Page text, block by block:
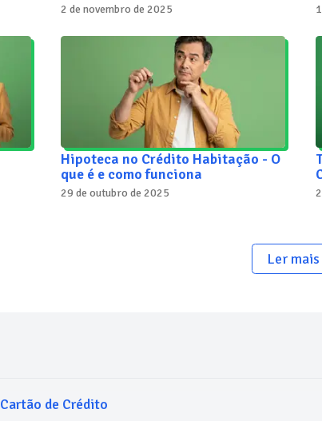
2 de novembro de 2025
Hipoteca no Crédito Habitação - O
que é e como funciona
29 de outubro de 2025
Ler mais
Cartão de Crédito